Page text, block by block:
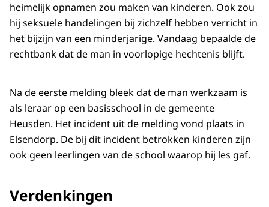
heimelijk opnamen zou maken van kinderen. Ook zou
hij seksuele handelingen bij zichzelf hebben verricht in
het bijzijn van een minderjarige. Vandaag bepaalde de
rechtbank dat de man in voorlopige hechtenis blijft.
Na de eerste melding bleek dat de man werkzaam is
als leraar op een basisschool in de gemeente
Heusden. Het incident uit de melding vond plaats in
Elsendorp. De bij dit incident betrokken kinderen zijn
ook geen leerlingen van de school waarop hij les gaf.
Verdenkingen